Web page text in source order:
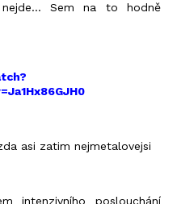
Sem na to hodně
asi zatim nejmetalovejsi
intenzivního poslouchání